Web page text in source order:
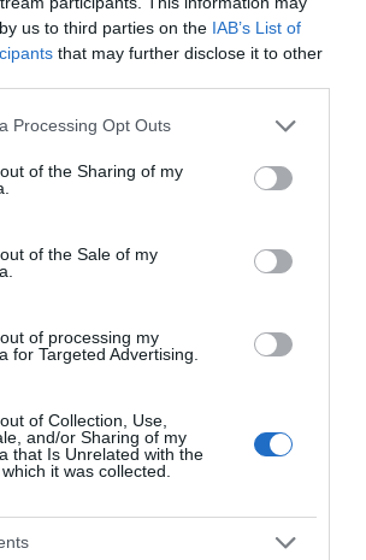
us to third parties on the IAB’s List of
that may further disclose it to other
website/app uses one or more Google
visit or usage behaviour. You may click to
to Google and its third-party tags to
specified purposes in below Google
Processing Opt Outs
of the Sharing of my
of the Sale of my
of processing my
for Targeted Advertising.
of Collection, Use,
and/or Sharing of my
that Is Unrelated with the
it was collected.
επομένων ημερών: Κανονικός
της θερμοκρασίας
ΥΠΕΞ!
των διακοπών: Ο πλήρης οδηγός για
και τα απαραίτητα Πρώτων